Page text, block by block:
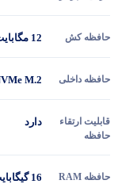
حافظه کش 12 مگابایت
حافظه داخلی M.2
قابلیت ارتقاء
حافظه
دارد
حافظه RAM 16 گیگابایت رم DDR5